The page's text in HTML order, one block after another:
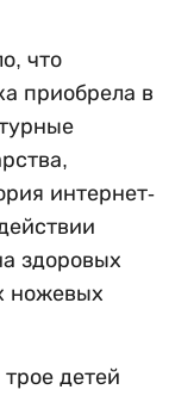
что
приобрела в
интернет-
здоровых
ножевых
детей